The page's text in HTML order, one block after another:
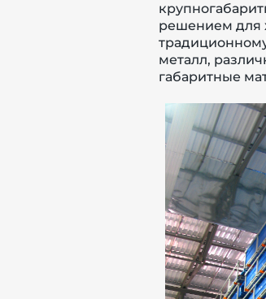
решением для
металл,
габаритные